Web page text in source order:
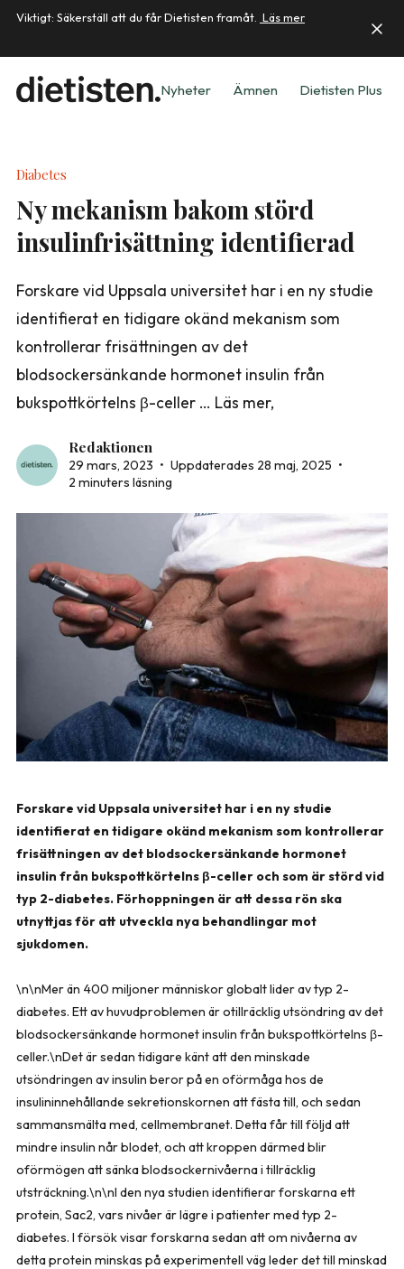
Viktigt: Säkerställ att du får Dietisten framåt. Läs mer
Nyheter Ämnen Dietisten Plus
Diabetes
Ny mekanism bakom störd
insulinfrisättning identifierad
Forskare vid Uppsala universitet har i en ny studie
identifierat en tidigare okänd mekanism som
kontrollerar frisättningen av det
blodsockersänkande hormonet insulin från
bukspottkörtelns β-celler … Läs mer,
Redaktionen
29 mars, 2023 • Uppdaterades 28 maj, 2025 •
2 minuters läsning
Forskare vid Uppsala universitet har i en ny studie
identifierat en tidigare okänd mekanism som kontrollerar
frisättningen av det blodsockersänkande hormonet
insulin från bukspottkörtelns β-celler och som är störd vid
typ 2-diabetes. Förhoppningen är att dessa rön ska
utnyttjas för att utveckla nya behandlingar mot
sjukdomen.
\n\nMer än 400 miljoner människor globalt lider av typ 2-
diabetes. Ett av huvudproblemen är otillräcklig utsöndring av det
blodsockersänkande hormonet insulin från bukspottkörtelns β-
celler.\nDet är sedan tidigare känt att den minskade
utsöndringen av insulin beror på en oförmåga hos de
insulininnehållande sekretionskornen att fästa till, och sedan
sammansmälta med, cellmembranet. Detta får till följd att
mindre insulin når blodet, och att kroppen därmed blir
oförmögen att sänka blodsockernivåerna i tillräcklig
utsträckning.\n\nI den nya studien identifierar forskarna ett
protein, Sac2, vars nivåer är lägre i patienter med typ 2-
diabetes. I försök visar forskarna sedan att om nivåerna av
detta protein minskas på experimentell väg leder det till minskad